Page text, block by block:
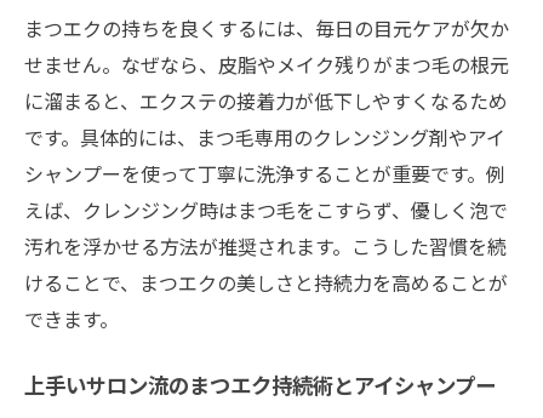
自分に合ったまつエクデザイン選びのコツ
まつエクと目元ケアを両立するサロンの特
徴
恵比寿で探すまつエク初心者向けサロン選
び
理想のまつエクを保つための秘訣と実践ポイン
ト
まつエクの持ちを高める日常ケアの重要性
まつエクの持ちを良くするには、毎日の目元ケアが欠か
せません。なぜなら、皮脂やメイク残りがまつ毛の根元
に溜まると、エクステの接着力が低下しやすくなるため
です。具体的には、まつ毛専用のクレンジング剤やアイ
シャンプーを使って丁寧に洗浄することが重要です。例
えば、クレンジング時はまつ毛をこすらず、優しく泡で
汚れを浮かせる方法が推奨されます。こうした習慣を続
けることで、まつエクの美しさと持続力を高めることが
できます。
上手いサロン流のまつエク持続術とアイシャンプー